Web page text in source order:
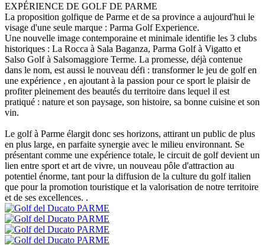
EXPÉRIENCE DE GOLF DE PARME
La proposition golfique de Parme et de sa province a aujourd'hui le
visage d'une seule marque : Parma Golf Experience.
Une nouvelle image contemporaine et minimale identifie les 3 clubs
historiques : La Rocca à Sala Baganza, Parma Golf à Vigatto et
Salso Golf à Salsomaggiore Terme. La promesse, déjà contenue
dans le nom, est aussi le nouveau défi : transformer le jeu de golf en
une expérience , en ajoutant à la passion pour ce sport le plaisir de
profiter pleinement des beautés du territoire dans lequel il est
pratiqué : nature et son paysage, son histoire, sa bonne cuisine et son
vin.
Le golf à Parme élargit donc ses horizons, attirant un public de plus
en plus large, en parfaite synergie avec le milieu environnant. Se
présentant comme une expérience totale, le circuit de golf devient un
lien entre sport et art de vivre, un nouveau pôle d'attraction au
potentiel énorme, tant pour la diffusion de la culture du golf italien
que pour la promotion touristique et la valorisation de notre territoire
et de ses excellences. .